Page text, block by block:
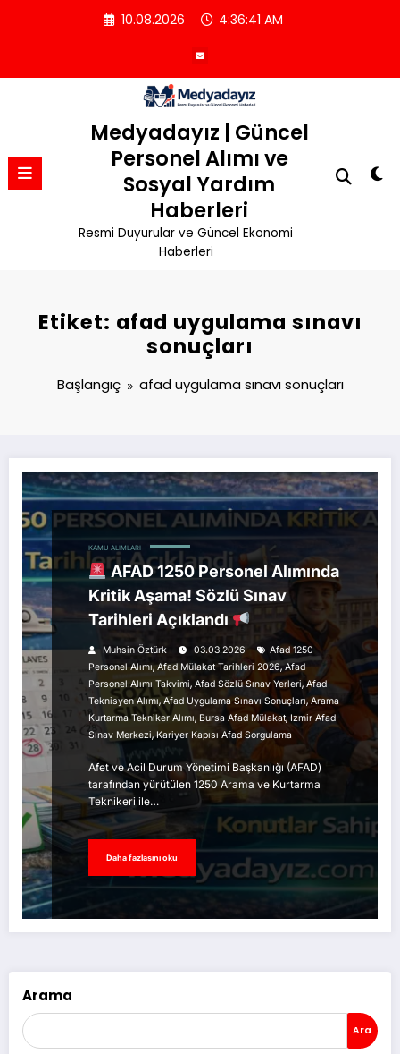
10.08.2026 4:36:41 AM
Medyadayız | Güncel
Personel Alımı ve
Sosyal Yardım
Haberleri
Resmi Duyurular ve Güncel Ekonomi
Haberleri
Etiket: afad uygulama sınavı
sonuçları
Başlangıç afad uygulama sınavı sonuçları
KAMU ALIMLARI
AFAD 1250 Personel Alımında
Kritik Aşama! Sözlü Sınav
Tarihleri Açıklandı
Muhsin Öztürk 03.03.2026
Afad 1250
Personel Alımı,Afad Mülakat Tarihleri 2026,Afad
Personel Alımı Takvimi, Afad Sözlü Sınav Yerleri, Afad
Teknisyen Alımı,Afad Uygulama Sınavı Sonuçları,Arama
Kurtarma Tekniker Alımı, Bursa Afad Mülakat, Izmir Afad
Sınav Merkezi,Kariyer Kapısı Afad Sorgulama
Afet ve Acil Durum Yönetimi Başkanlığı (AFAD)
tarafından yürütülen 1250 Arama ve Kurtarma
Teknikeri ile…
Daha fazlasını oku
Arama
Ara